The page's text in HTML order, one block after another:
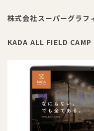
株式会社スーパーグラフ
KADA ALL FIELD